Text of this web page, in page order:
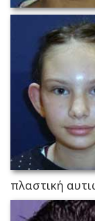
πλαστική